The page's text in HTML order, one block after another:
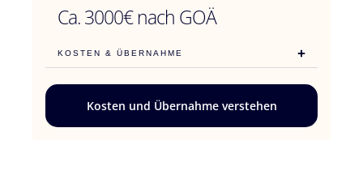
Ca. 3000€ nach GOÄ
KOSTEN & ÜBERNAHME
Kosten und Übernahme verstehen